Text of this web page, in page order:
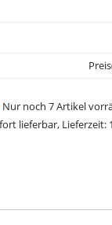
Nur noch 7 Artikel
lieferbar, Lieferzeit: